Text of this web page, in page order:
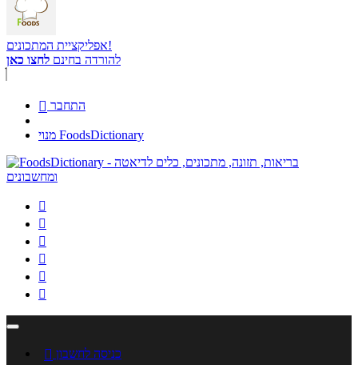
אפליקציית המתכונים!
להורדה בחינם לחצו כאן
 התחבר
מנוי FoodsDictionary






 כניסה לחשבון